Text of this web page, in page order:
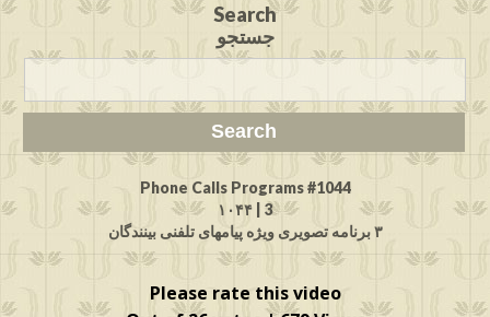
Search
جستجو
Phone Calls Programs #1044
3 | ۱۰۴۴
۳ برنامه تصویری ویژه پیامهای تلفنی بینندگان
Please rate this video